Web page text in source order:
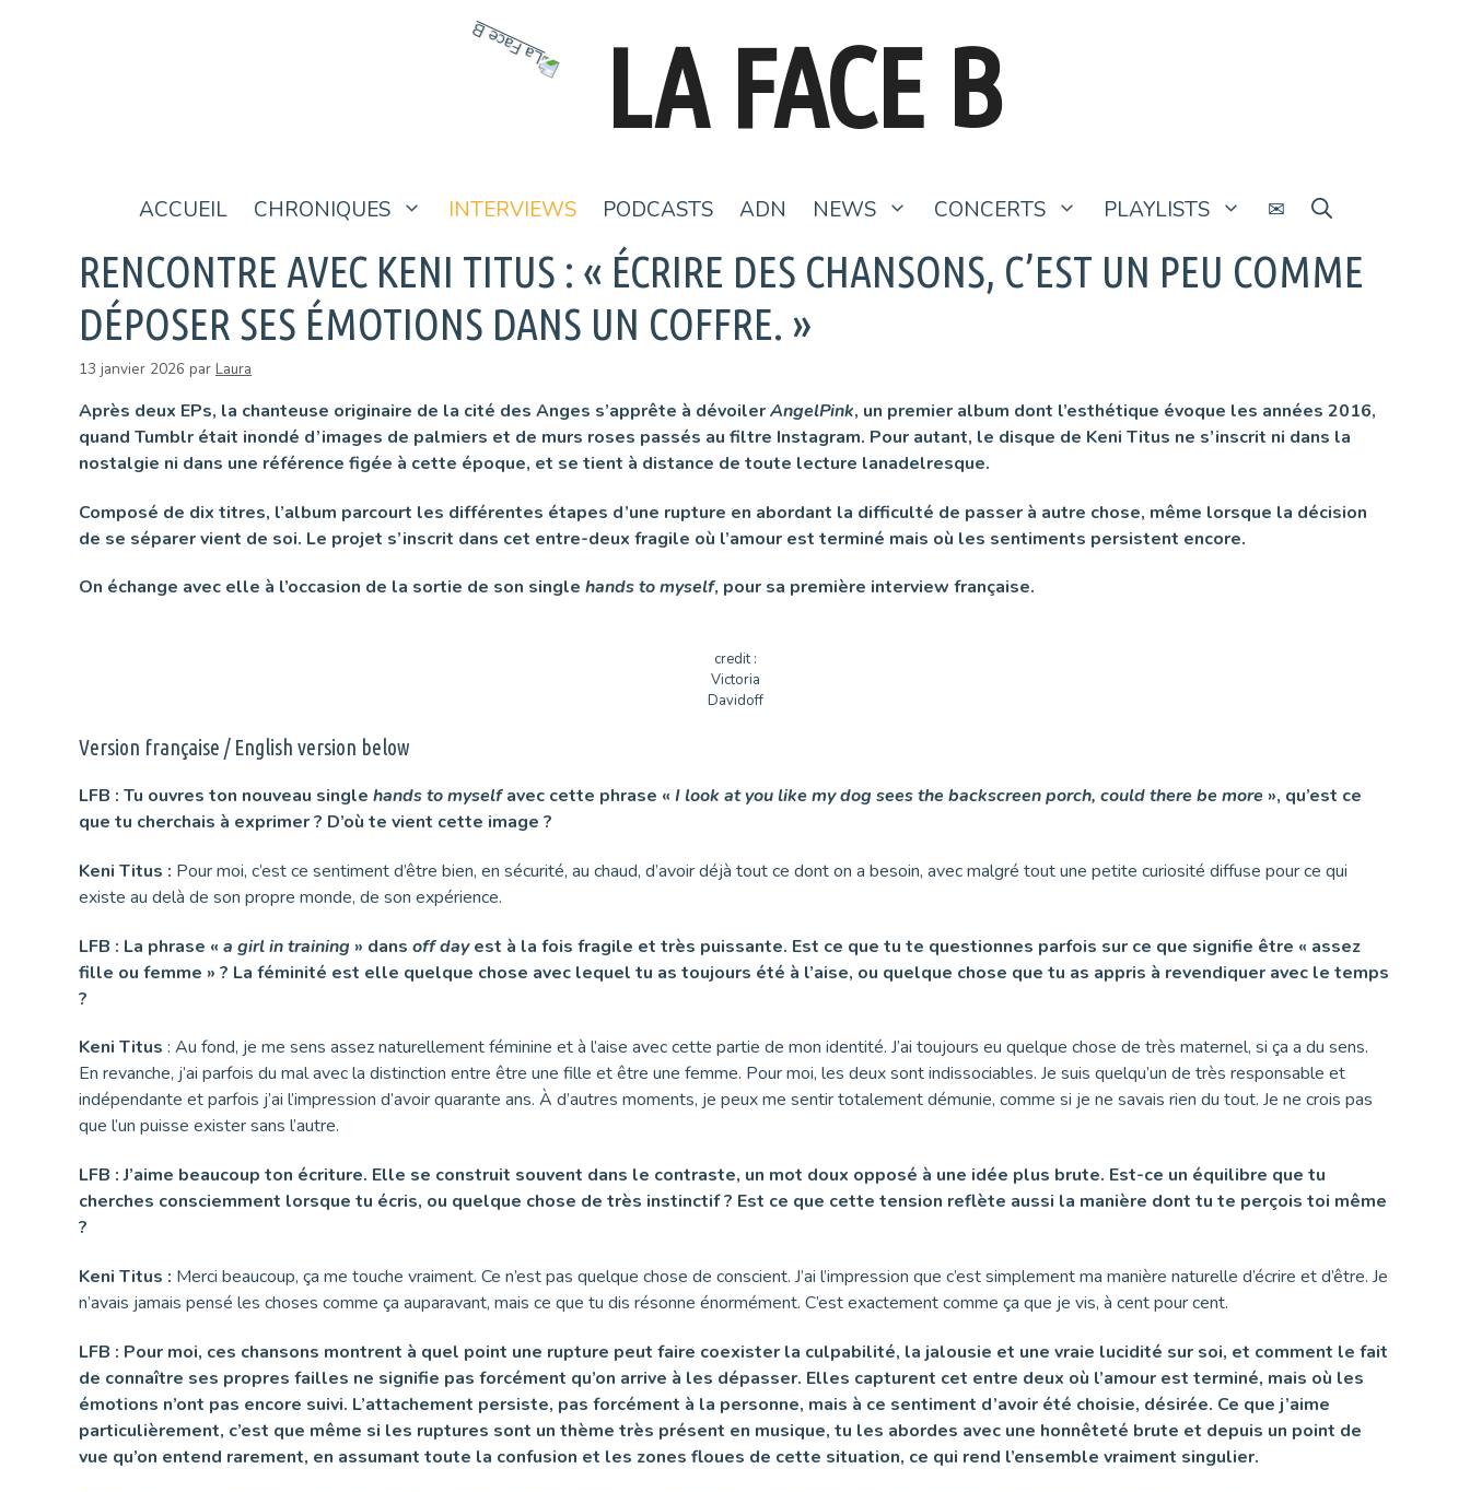
LA FACE B
ACCUEIL CHRONIQUES INTERVIEWS PODCASTS ADN NEWS CONCERTS PLAYLISTS ✉
RENCONTRE AVEC KENI TITUS : « ÉCRIRE DES CHANSONS, C’EST UN PEU COMME
DÉPOSER SES ÉMOTIONS DANS UN COFFRE. »
13 janvier 2026 par Laura
Après deux EPs, la chanteuse originaire de la cité des Anges s’apprête à dévoilerAngelPink, un premier album dont l’esthétique évoque les années 2016,
quand Tumblr était inondé d’images de palmiers et de murs roses passés au filtre Instagram. Pour autant, le disque de Keni Titus ne s’inscrit ni dans la
nostalgie ni dans une référence figée à cette époque, et se tient à distance de toute lecture lanadelresque.
Composé de dix titres, l’album parcourt les différentes étapes d’une rupture en abordant la difficulté de passer à autre chose, même lorsque la décision
de se séparer vient de soi. Le projet s’inscrit dans cet entre-deux fragile où l’amour est terminé mais où les sentiments persistent encore.
On échange avec elle à l’occasion de la sortie de son single hands to myself, pour sa première interview française.
credit :
Victoria
Davidoff
Version française / English version below
LFB : Tu ouvres ton nouveau single hands to myselfavec cette phrase « I look at you like my dog sees the backscreen porch, could there be more », qu’est ce
que tu cherchais à exprimer ? D’où te vient cette image ?
Keni Titus : Pour moi, c’est ce sentiment d’être bien, en sécurité, au chaud, d’avoir déjà tout ce dont on a besoin, avec malgré tout une petite curiosité diffuse pour ce qui
existe au delà de son propre monde, de son expérience.
LFB : La phrase « a girl in training » dans off dayest à la fois fragile et très puissante. Est ce que tu te questionnes parfois sur ce que signifie être « assez
fille ou femme » ? La féminité est elle quelque chose avec lequel tu as toujours été à l’aise, ou quelque chose que tu as appris à revendiquer avec le temps
?
Keni Titus : Au fond, je me sens assez naturellement féminine et à l’aise avec cette partie de mon identité. J’ai toujours eu quelque chose de très maternel, si ça a du sens.
En revanche, j’ai parfois du mal avec la distinction entre être une fille et être une femme. Pour moi, les deux sont indissociables. Je suis quelqu’un de très responsable et
indépendante et parfois j’ai l’impression d’avoir quarante ans. À d’autres moments, je peux me sentir totalement démunie, comme si je ne savais rien du tout. Je ne crois pas
que l’un puisse exister sans l’autre.
LFB : J’aime beaucoup ton écriture. Elle se construit souvent dans le contraste, un mot doux opposé à une idée plus brute. Est-ce un équilibre que tu
cherches consciemment lorsque tu écris, ou quelque chose de très instinctif ? Est ce que cette tension reflète aussi la manière dont tu te perçois toi même
?
Keni Titus : Merci beaucoup, ça me touche vraiment. Ce n’est pas quelque chose de conscient. J’ai l’impression que c’est simplement ma manière naturelle d’écrire et d’être. Je
n’avais jamais pensé les choses comme ça auparavant, mais ce que tu dis résonne énormément. C’est exactement comme ça que je vis, à cent pour cent.
LFB : Pour moi, ces chansons montrent à quel point une rupture peut faire coexister la culpabilité, la jalousie et une vraie lucidité sur soi, et comment le fait
de connaître ses propres failles ne signifie pas forcément qu’on arrive à les dépasser. Elles capturent cet entre deux où l’amour est terminé, mais où les
émotions n’ont pas encore suivi. L’attachement persiste, pas forcément à la personne, mais à ce sentiment d’avoir été choisie, désirée. Ce que j’aime
particulièrement, c’est que même si les ruptures sont un thème très présent en musique, tu les abordes avec une honnêteté brute et depuis un point de
vue qu’on entend rarement, en assumant toute la confusion et les zones floues de cette situation, ce qui rend l’ensemble vraiment singulier.